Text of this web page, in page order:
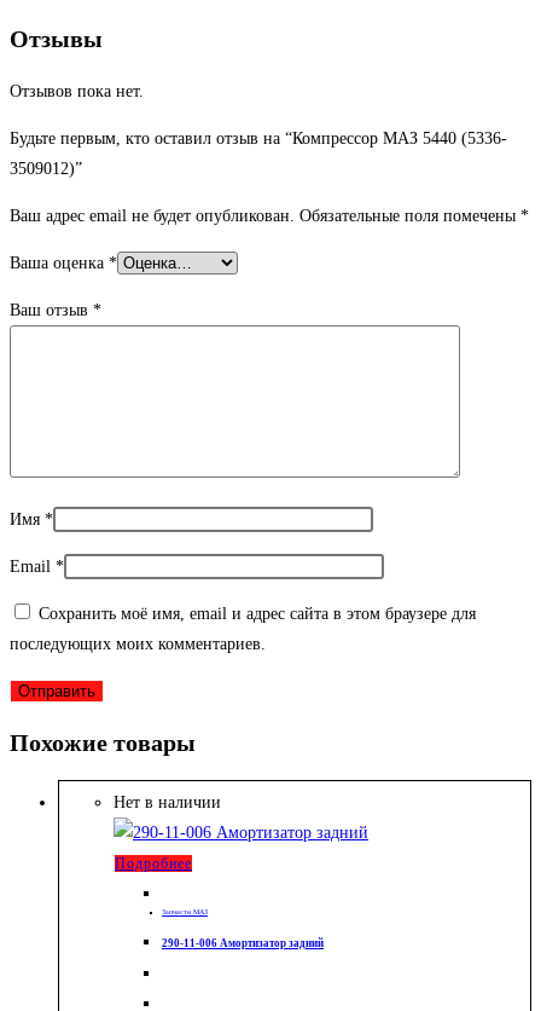
Отзывы
Отзывов пока нет.
Будьте первым, кто оставил отзыв на “Компрессор МАЗ 5440 (5336-
3509012)”
Ваш адрес email не будет опубликован. Обязательные поля помечены *
Ваша оценка *
Ваш отзыв *
Имя *
Email *
Сохранить моё имя, email и адрес сайта в этом браузере для
последующих моих комментариев.
Похожие товары
Нет в наличии
Подробнее
Запчасти МАЗ
290-11-006 Амортизатор задний